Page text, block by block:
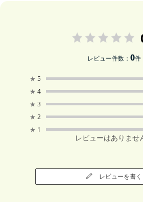
レビュー件数：0件
★ 5
★ 4
★ 3
★ 2
★ 1
レビューはありませ
レビューを書く